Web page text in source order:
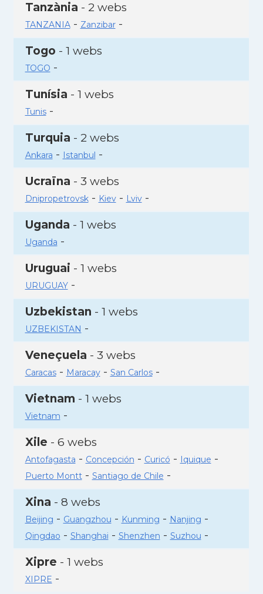
Tanzània - 2 webs
TANZANIA- Zanzibar-
Togo - 1 webs
TOGO -
Tunísia - 1 webs
Tunis-
Turquia - 2 webs
Ankara - Istanbul -
Ucraïna - 3 webs
Dnipropetrovsk- Kiev- Lviv-
Uganda - 1 webs
Uganda -
Uruguai - 1 webs
URUGUAY-
Uzbekistan - 1 webs
UZBEKISTAN -
Veneçuela - 3 webs
Caracas- Maracay- San Carlos-
Vietnam - 1 webs
Vietnam -
Xile - 6 webs
Antofagasta - Concepción - Curicó - Iquique -
Puerto Montt- Santiago de Chile -
Xina - 8 webs
Beijing - Guangzhou - Kunming - Nanjing -
Qingdao - Shanghai - Shenzhen - Suzhou -
Xipre - 1 webs
XIPRE -